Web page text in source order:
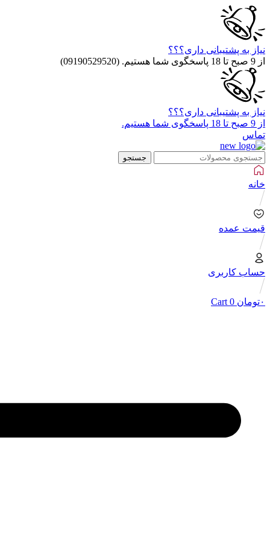
نیاز به پشتیبانی داری؟؟؟
از 9 صبح تا 18 پاسخگوی شما هستیم. (09190529520)
نیاز به پشتیبانی داری؟؟؟
از 9 صبح تا 18 پاسخگوی شما هستیم.
تماس
جستجو
خانه
قیمت عمده
حساب کاربری
۰تومان 0
Cart